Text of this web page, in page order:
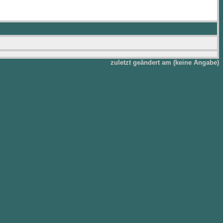
zuletzt geändert am (keine Angabe)